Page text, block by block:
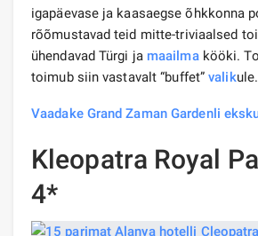
igapäevase ja kaasaegse õhkkonna
rõõmustavad teid mitte-triviaalsed
ühendavad Türgi ja maailmakööki.
toimub siin vastavalt “buffet”valikule.
Vaadake Grand Zaman Gardenli
Kleopatra Royal
4*